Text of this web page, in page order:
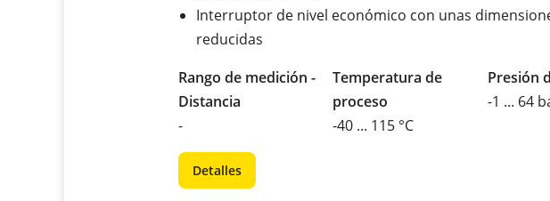
Interruptor de nivel económico con unas
reducidas
Rango de medición -
Distancia
-
Temperatura de
proceso
-40 ... 115 °C
Presión
-1 ... 64
Detalles